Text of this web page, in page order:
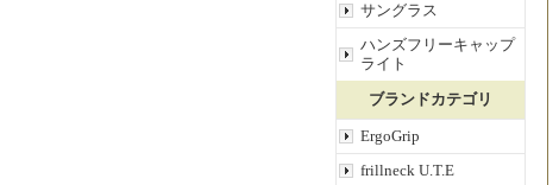
サングラス
ハンズフリーキャップ
ライト
ブランドカテゴリ
ErgoGrip
frillneck U.T.E